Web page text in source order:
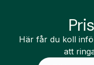
Här får du koll
att